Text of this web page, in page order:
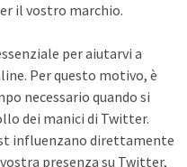
il vostro marchio.
per aiutarvi a
Per questo motivo, è
necessario quando si
dei manici di Twitter.
influenzano direttamente
presenza su Twitter,